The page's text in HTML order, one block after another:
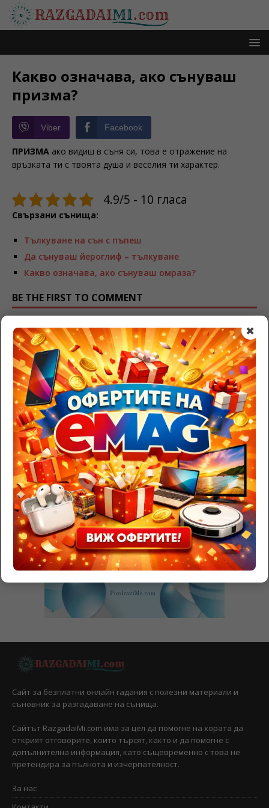
✖
Какво означава, ако сънуваш
призма?
Viber Facebook
ПРИЗМА ако видиш в съня си, това е отражение на
връзката ти с твоята душа и веселия ти характер.
4.9/5 - 10 гласа
Свързани сънища:
Тълкуване на сън с пъпеш
Да сънуваш йероглиф – тълкуване
Какво означава, ако сънуваш омраза?
BE THE FIRST TO COMMENT
Leave a Reply
Трябва давлезете, за да публикувате коментар.
RazgadaiMi.com>Съновник – тълкуване на сънища>
Призма
Сайт за безплатни онлайн гадания с полезни материали и
съновник за разгадаване на сънища.
Сайтът RazgadaiMi.com има за цел да помогне на хората да
открият отговорите, които търсят, както и да помогне с
допълнителна информация, като същевременно с това не
претендира за пълнота и изчерпателност.
За нас